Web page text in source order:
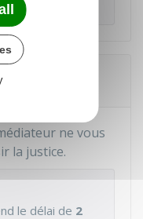
?
ne vous
la justice.
le délai de 2